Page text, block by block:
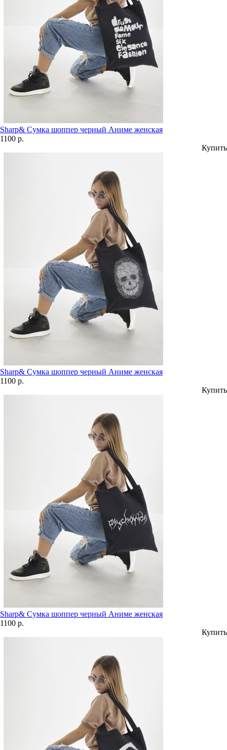
Sharp& Сумка шоппер черный Аниме женская
1100 р.
Купить
Sharp& Сумка шоппер черный Аниме женская
1100 р.
Купить
Sharp& Сумка шоппер черный Аниме женская
1100 р.
Купить